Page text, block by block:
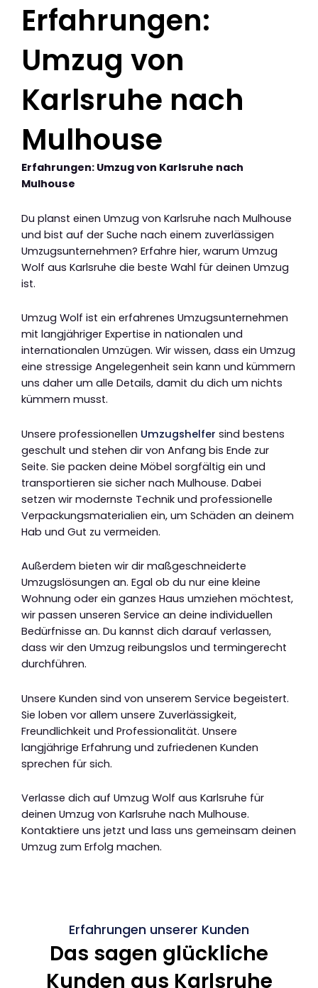
Erfahrungen:
Umzug von
Karlsruhe nach
Mulhouse
Erfahrungen: Umzug von Karlsruhe nach
Mulhouse
Du planst einen Umzug von Karlsruhe nach Mulhouse
und bist auf der Suche nach einem zuverlässigen
Umzugsunternehmen? Erfahre hier, warum Umzug
Wolf aus Karlsruhe die beste Wahl für deinen Umzug
ist.
Umzug Wolf ist ein erfahrenes Umzugsunternehmen
mit langjähriger Expertise in nationalen und
internationalen Umzügen. Wir wissen, dass ein Umzug
eine stressige Angelegenheit sein kann und kümmern
uns daher um alle Details, damit du dich um nichts
kümmern musst.
Unsere professionellen Umzugshelfer sind bestens
geschult und stehen dir von Anfang bis Ende zur
Seite. Sie packen deine Möbel sorgfältig ein und
transportieren sie sicher nach Mulhouse. Dabei
setzen wir modernste Technik und professionelle
Verpackungsmaterialien ein, um Schäden an deinem
Hab und Gut zu vermeiden.
Außerdem bieten wir dir maßgeschneiderte
Umzugslösungen an. Egal ob du nur eine kleine
Wohnung oder ein ganzes Haus umziehen möchtest,
wir passen unseren Service an deine individuellen
Bedürfnisse an. Du kannst dich darauf verlassen,
dass wir den Umzug reibungslos und termingerecht
durchführen.
Unsere Kunden sind von unserem Service begeistert.
Sie loben vor allem unsere Zuverlässigkeit,
Freundlichkeit und Professionalität. Unsere
langjährige Erfahrung und zufriedenen Kunden
sprechen für sich.
Verlasse dich auf Umzug Wolf aus Karlsruhe für
deinen Umzug von Karlsruhe nach Mulhouse.
Kontaktiere uns jetzt und lass uns gemeinsam deinen
Umzug zum Erfolg machen.
Erfahrungen unserer Kunden
Das sagen glückliche
Kunden aus Karlsruhe